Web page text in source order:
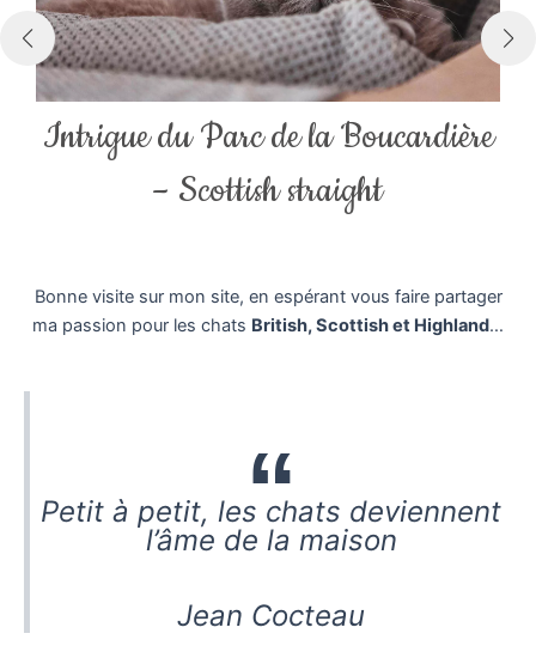
Intrigue du Parc de la Boucardière
– Scottish straight
Bonne visite sur mon site, en espérant vous faire partager
ma passion pour les chats British, Scottish et Highland…
Petit à petit, les chats deviennent
l’âme de la maison
Jean Cocteau